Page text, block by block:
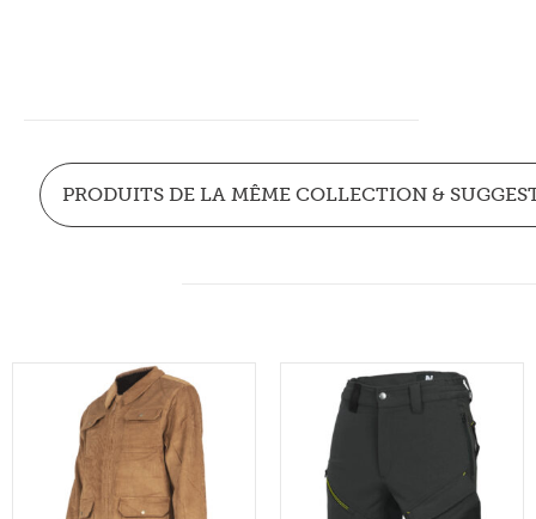
PRODUITS DE LA MÊME COLLECTION &